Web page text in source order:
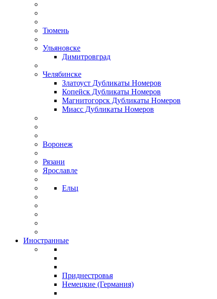
Тюмень
Ульяновске
Димитровград
Челябинске
Златоуст Дубликаты Номеров
Копейск Дубликаты Номеров
Магнитогорск Дубликаты Номеров
Миасс Дубликаты Номеров
Воронеж
Рязани
Ярославле
Ельц
Иностранные
Приднестровья
Немецкие (Германия)